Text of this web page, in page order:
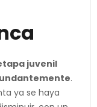
juvenil
.
ya se haya